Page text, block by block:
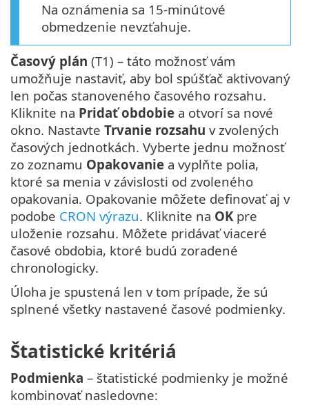
Na oznámenia sa 15‑minútové
obmedzenie nevzťahuje.
Časový plán (T1) – táto možnosť vám
umožňuje nastaviť, aby bol spúšťač aktivovaný
len počas stanoveného časového rozsahu.
Kliknite na Pridať obdobie a otvorí sa nové
okno. Nastavte Trvanie rozsahu v zvolených
časových jednotkách. Vyberte jednu možnosť
zo zoznamu Opakovanie a vyplňte polia,
ktoré sa menia v závislosti od zvoleného
opakovania. Opakovanie môžete definovať aj v
podobe CRON výrazu. Kliknite na OKpre
uloženie rozsahu. Môžete pridávať viaceré
časové obdobia, ktoré budú zoradené
chronologicky.
Úloha je spustená len v tom prípade, že sú
splnené všetky nastavené časové podmienky.
Štatistické kritériá
Podmienka – štatistické podmienky je možné
kombinovať nasledovne: